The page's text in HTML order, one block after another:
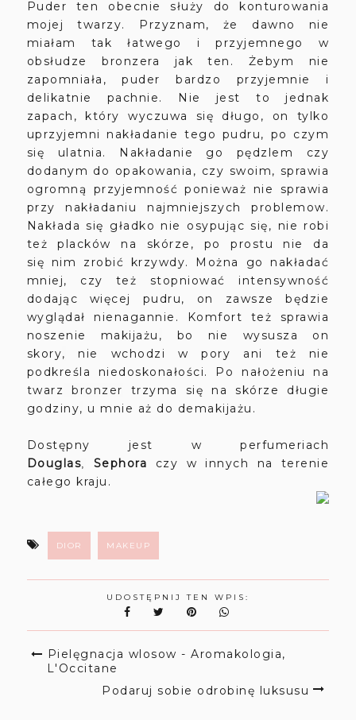
Puder ten obecnie służy do konturowania
mojej twarzy. Przyznam, że dawno nie
miałam tak łatwego i przyjemnego w
obsłudze bronzera jak ten. Żebym nie
zapomniała, puder bardzo przyjemnie i
delikatnie pachnie. Nie jest to jednak
zapach, który wyczuwa się długo, on tylko
uprzyjemni nakładanie tego pudru, po czym
się ulatnia. Nakładanie go pędzlem czy
dodanym do opakowania, czy swoim, sprawia
ogromną przyjemność ponieważ nie sprawia
przy nakładaniu najmniejszych problemow.
Nakłada się gładko nie osypując się, nie robi
też placków na skórze, po prostu nie da
się nim zrobić krzywdy. Można go nakładać
mniej, czy też stopniować intensywność
dodając więcej pudru, on zawsze będzie
wyglądał nienagannie. Komfort też sprawia
noszenie makijażu , bo nie wysusza on
skory, nie wchodzi w pory ani też nie
podkreśla niedoskonałości. Po nałożeniu na
twarz
bronzer trzyma się na skórze długie
godziny, u mnie aż do demakijażu.
Dostępny jest w perfumeriach
Douglas, Sephora czy w innych na terenie
całego kraju.
DIOR MAKEUP
UDOSTĘPNIJ TEN WPIS:
Pielęgnacja wlosow - Aromakologia,
L'Occitane
Podaruj sobie odrobinę luksusu